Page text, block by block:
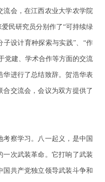
流会，在江西农业大学农学院
民研究员分别作了“可持续绿
子设计育种探索与实践”、“作
党建、学术合作等方面的交流
华进行了总结致辞。贺浩华表
交流会，会议为双方提供了
察学习。八一起义，是中国
一次武装革命。它打响了武装
国共产党独立领导武装斗争和